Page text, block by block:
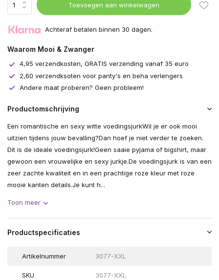
Toevoegen aan winkelwagen
Achteraf betalen binnen 30 dagen.
Waarom Mooi & Zwanger
4,95 verzendkosten, GRATIS verzending vanaf 35 euro
2,60 verzendksoten voor panty's en beha verlengers
Andere maat proberen? Geen probleem!
Productomschrijving
Een romantische en sexy witte voedingsjurkWil je er ook mooi
uitzien tijdens jouw bevalling?Dan hoef je niet verder te zoeken.
Dit is de ideale voedingsjurk!Geen saaie pyjama of bigshirt, maar
gewoon een vrouwelijke en sexy jurkje.De voedingsjurk is van een
zeer zachte kwaliteit en in een prachtige roze kleur met roze
mooie kanten details.Je kunt h...
Toon meer
Productspecificaties
Artikelnummer 3077-XXL
SKU 3077-XXL